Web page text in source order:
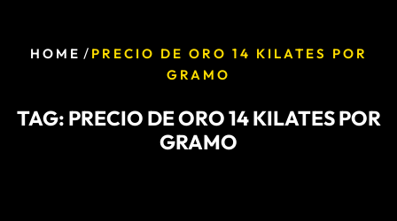
HOME / PRECIO DE ORO 14 KILATES POR
GRAMO
TAG: PRECIO DE ORO 14 KILATES POR
GRAMO